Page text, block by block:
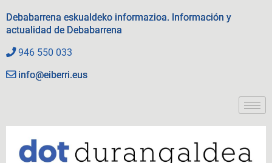
Debabarrena eskualdeko informazioa. Información y
actualidad de Debabarrena
946 550 033
info@eiberri.eus